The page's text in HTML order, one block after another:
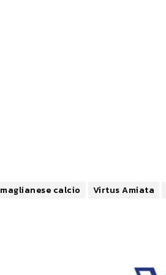
maglianese calcio Virtus Amiata